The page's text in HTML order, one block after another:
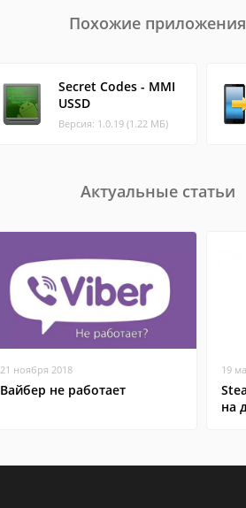
Похожие приложения
Secret Codes - MMI
USSD
Версия: 1.0.19 (1.22 МБ)
Актуальные статьи
21 ноября 2018
Вайбер не работает
19
на